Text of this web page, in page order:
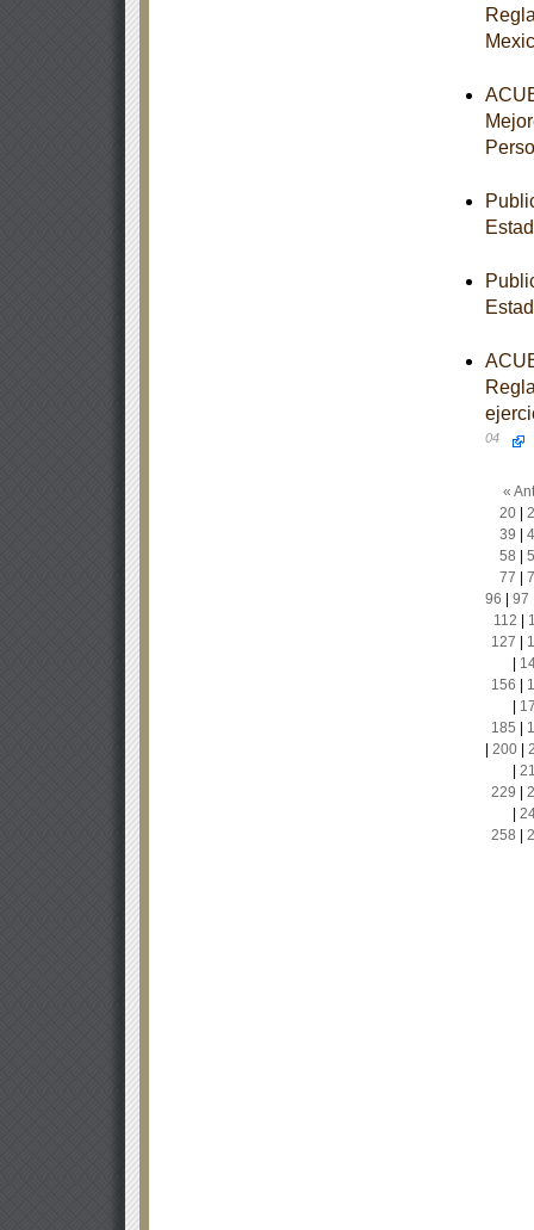
04
«
20|
39
58
77
96
97
112
127
156
185
200|
229
258